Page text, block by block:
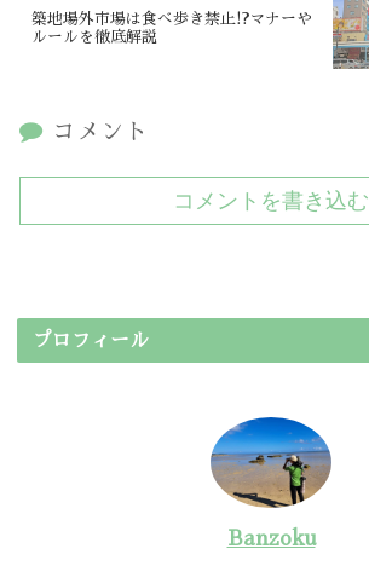
築地場外市場は食べ歩き禁止!?マナーや
ルールを徹底解説
コメント
コメントを書き込む
プロフィール
Banzoku